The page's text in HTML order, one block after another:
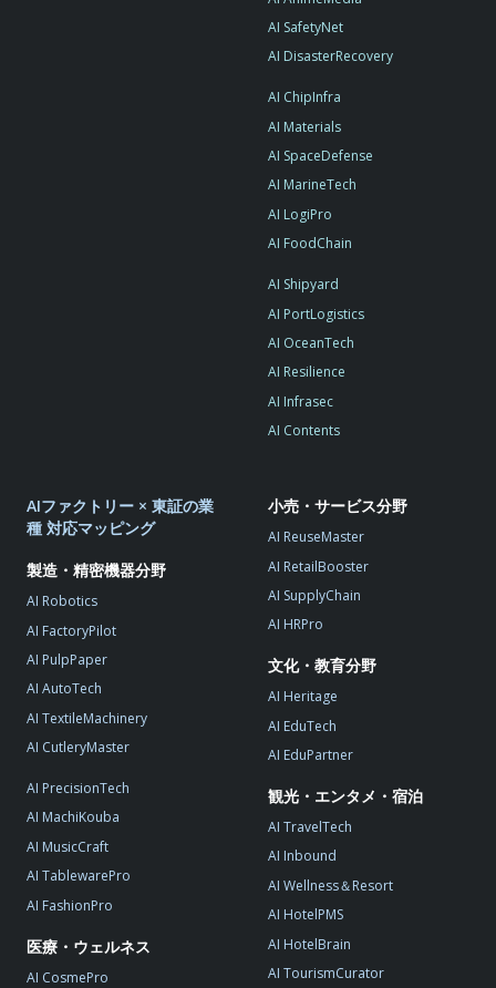
AI SafetyNet
AI DisasterRecovery
AI ChipInfra
AI Materials
AI SpaceDefense
AI MarineTech
AI LogiPro
AI FoodChain
AI Shipyard
AI PortLogistics
AI OceanTech
AI Resilience
AI Infrasec
AI Contents
AIファクトリー × 東証の業
種 対応マッピング
製造・精密機器分野
AI Robotics
AI FactoryPilot
AI PulpPaper
AI AutoTech
AI TextileMachinery
AI CutleryMaster
AI PrecisionTech
AI MachiKouba
AI MusicCraft
AI TablewarePro
AI FashionPro
医療・ウェルネス
AI CosmePro
小売・サービス分野
AI ReuseMaster
AI RetailBooster
AI SupplyChain
AI HRPro
文化・教育分野
AI Heritage
AI EduTech
AI EduPartner
観光・エンタメ・宿泊
AI TravelTech
AI Inbound
AI Wellness＆Resort
AI HotelPMS
AI HotelBrain
AI TourismCurator